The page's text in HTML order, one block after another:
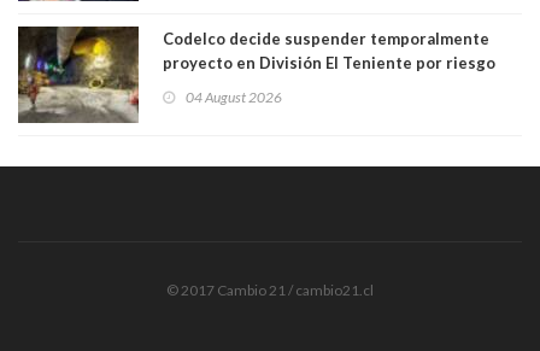
Codelco decide suspender temporalmente
proyecto en División El Teniente por riesgo
04 August 2026
© 2017 Cambio 21 / cambio21.cl